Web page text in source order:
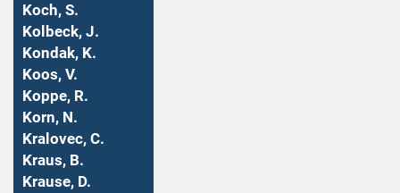
Koch, S.
Kolbeck, J.
Kondak, K.
Koos, V.
Koppe, R.
Korn, N.
Kralovec, C.
Kraus, B.
Krause, D.